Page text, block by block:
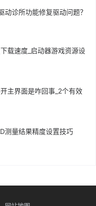
动诊所功能修复驱动问题？
载速度_启动器游戏资源设
主界面是咋回事_2个有效
测量结果精度设置技巧